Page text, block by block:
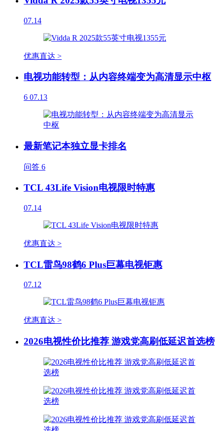
07.14
优惠直达 >
电视功能转型：从内容终端变为高清显示中枢
6 07.13
最新笔记本独立显卡排名
问答 6
TCL 43Life Vision电视限时特惠
07.14
优惠直达 >
TCL雷鸟98鹤6 Plus巨幕电视钜惠
07.12
优惠直达 >
2026电视性价比推荐 游戏党高刷低延迟首选榜